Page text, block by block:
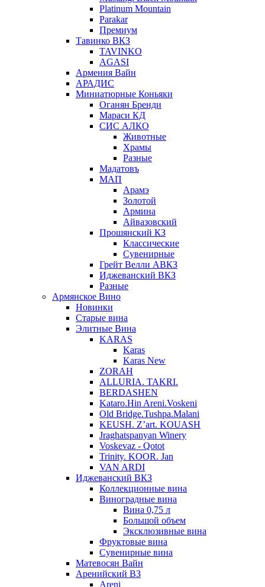
Platinum Mountain
Parakar
Премиум
Тавинко ВКЗ
TAVINKO
AGASI
Армения Вайн
АРАДИС
Миниатюрные Коньяки
Оганян Бренди
Мараси КД
СИС АЛКО
Животные
Храмы
Разные
Мадатовъ
МАП
Арамэ
Золотой
Армина
Айвазовский
Прошянский КЗ
Классические
Сувенирные
Грейт Велли АВКЗ
Иджеванский ВКЗ
Разные
Армянское Вино
Новинки
Старые вина
Элитные Вина
KARAS
Karas
Karas New
ZORAH
ALLURIA. TAKRI.
BERDASHEN
Kataro.Hin Areni.Voskeni
Old Bridge.Tushpa.Malani
KEUSH. Z’art. KOUASH
Jraghatspanyan Winery
Voskevaz - Qotot
Trinity. KOOR. Jan
VAN ARDI
Иджеванский ВКЗ
Коллекционные вина
Виноградные вина
Вина 0,75 л
Большой объем
Эксклюзивные вина
Фруктовые вина
Cувенирные вина
Матевосян Вайн
Аренийский ВЗ
Areni